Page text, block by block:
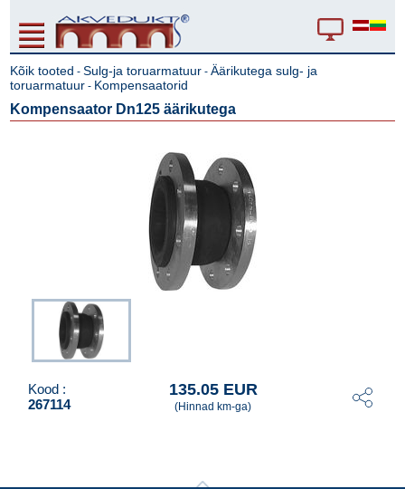
Kõik tooted -Sulg-ja toruarmatuur -Äärikutega sulg- ja
toruarmatuur - Kompensaatorid
Kompensaator Dn125 äärikutega
Kood :
267114
135.05 EUR
(Hinnad km-ga)